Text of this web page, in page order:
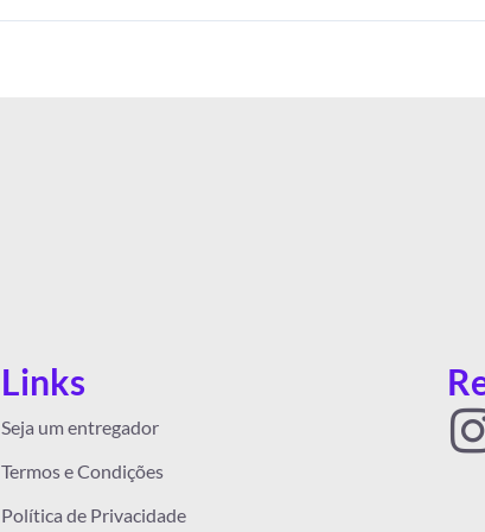
Links
Seja um entregador
Termos e Condições
Política de Privacidade
I